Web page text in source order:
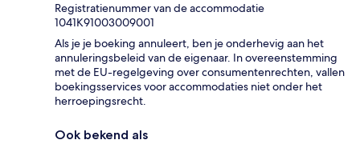
Registratienummer van de accommodatie
1041K91003009001
Als je je boeking annuleert, ben je onderhevig aan het
annuleringsbeleid van de eigenaar. In overeenstemming
met de EU-regelgeving over consumentenrechten, vallen
boekingsservices voor accommodaties niet onder het
herroepingsrecht.
Ook bekend als